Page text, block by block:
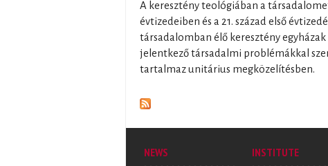
A keresztény teológiában a
évtizedeiben és a 21. század első
társadalomban élő keresztény
jelentkező társadalmi problémákkal
tartalmaz unitárius megközelítésben.
NEWS
INSTITUTE